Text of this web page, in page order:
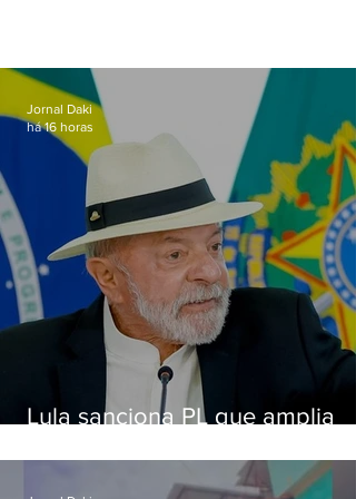
Lula sanciona PL que amplia
crianças
Jornal Daki
há 16 horas